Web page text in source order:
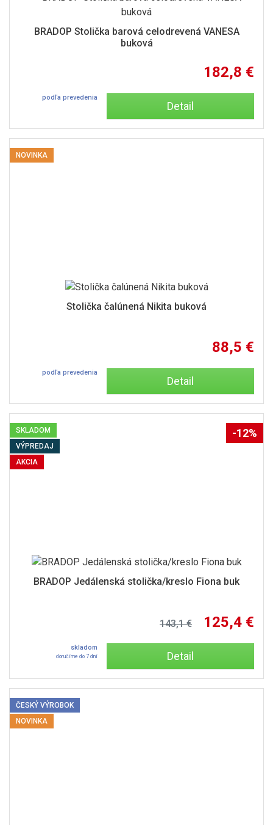
BRADOP Stolička barová celodrevená VANESA
buková
182,8 €
podľa prevedenia
Detail
Stolička čalúnená Nikita buková
88,5 €
podľa prevedenia
Detail
NOVINKA
BRADOP Jedálenská stolička/kreslo Fiona buk
143,1 € 125,4 €
skladom
doručíme do 7 dní Detail
SKLADOM
VÝPREDAJ
AKCIA
-12%
ČESKÝ VÝROBOK
NOVINKA